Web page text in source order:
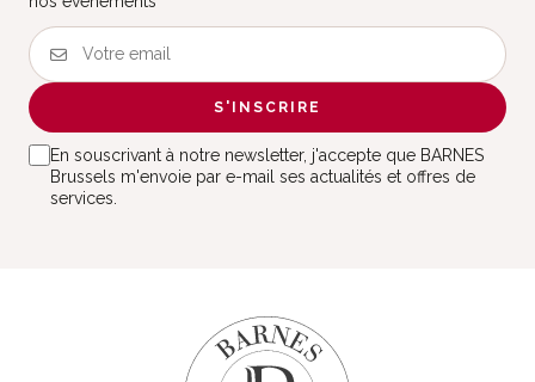
S'INSCRIRE
En souscrivant à notre newsletter, j'accepte que BARNES
Brussels m'envoie par e-mail ses actualités et offres de
services.